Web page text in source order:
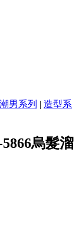
潮男系列 | 造型系
烏髮溜